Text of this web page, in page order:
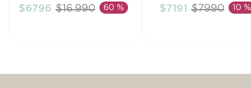
AÑADIR AL CARRITO
$6796 $16.990 60 % AÑADIR AL CARRITO
$7191 $7990 10 %